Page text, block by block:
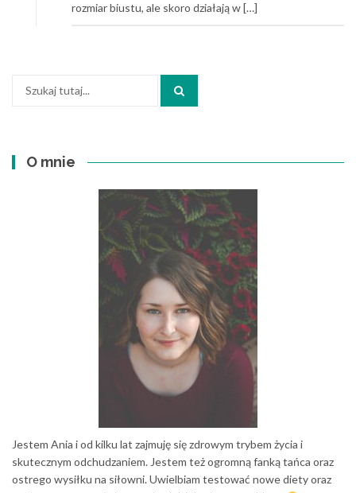
rozmiar biustu, ale skoro działają w […]
O mnie
Jestem Ania i od kilku lat zajmuję się zdrowym trybem życia i
skutecznym odchudzaniem. Jestem też ogromną fanką tańca oraz
ostrego wysiłku na siłowni. Uwielbiam testować nowe diety oraz